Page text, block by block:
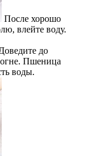
После хорошо
влейте воду.
до
Пшеница
воды.